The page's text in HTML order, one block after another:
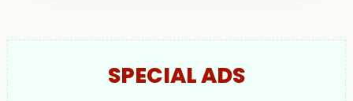
SPECIAL ADS